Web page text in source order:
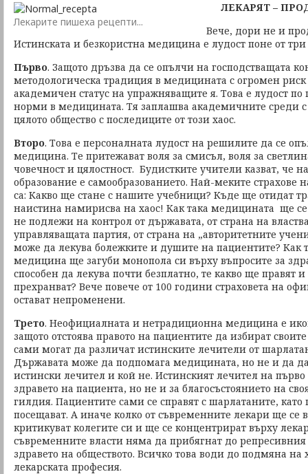
Лекарите пишеха рецепти...
ЛЕКАРЯТ –
Вече, дори не и
Истинската и безкористна медицина е лудост поне от три
Първо. Защото дръзва да се опълчи на господстващата
методологическа традиция в медицината с огромен
академичен статус на упражняващите я. Това е лудост по
норми в медицината. Тя заплашва академичните среди с
цялото общество с последиците от този хаос.
Второ. Това е персоналната лудост на решилите да се
медицина. Те притежават воля за смисъл, воля за
човечност и цялостност. Будистките учители казват, че
образование е самообразованието. Най-меките страхове
са: Какво ще стане с нашите учебници? Къде ще отидат
наистина намирисва на хаос! Как така медицината ще
не подлежи на контрол от държавата, от страна на
управляващата партия, от страна на „авторитетните
може да лекува болежките и душите на пациентите? Как
медицина ще загуби монопола си върху въпросите за
способен да лекува почти безплатно, те какво ще правят
прехранват? Вече повече от 100 години страховета на
остават непроменени.
Трето. Неофициалната и нетрадиционна медицина е
защото отстоява правото на пациентите да избират
сами могат да различат истинските лечители от
Държавата може да подпомага медицината, но не и да
истински лечител и кой не. Истинският лечител на
здравето на пациента, но не и за благосъстоянието на
гилдия. Пациентите сами се справят с шарлатаните, като
посещават. А иначе колко от съвременните лекари ще се
критикуват колегите си и ще се концентрират върху
съвременните власти няма да прибягнат до
здравето на обществото. Всичко това води до подмяна
лекарската професия.